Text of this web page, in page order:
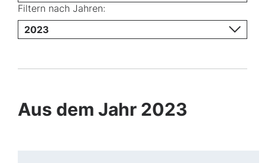
Filtern nach Jahren:
2023
Aus dem Jahr 2023